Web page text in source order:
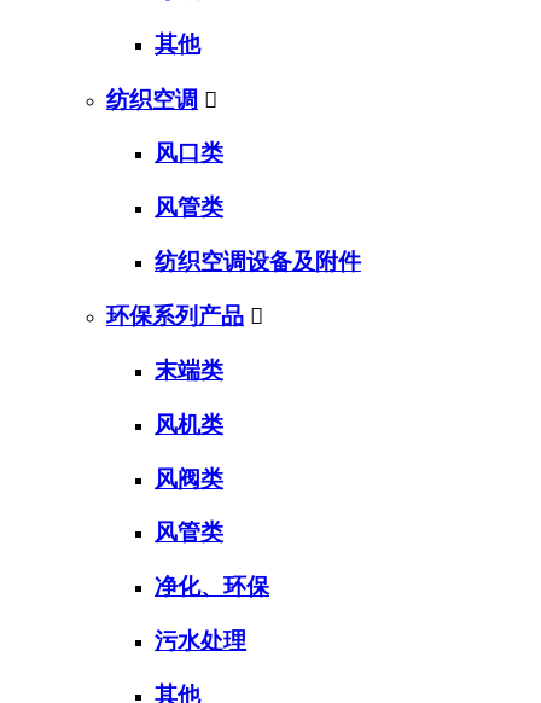
其他
纺织空调 
风口类
风管类
纺织空调设备及附件
环保系列产品 
末端类
风机类
风阀类
风管类
净化、环保
污水处理
其他